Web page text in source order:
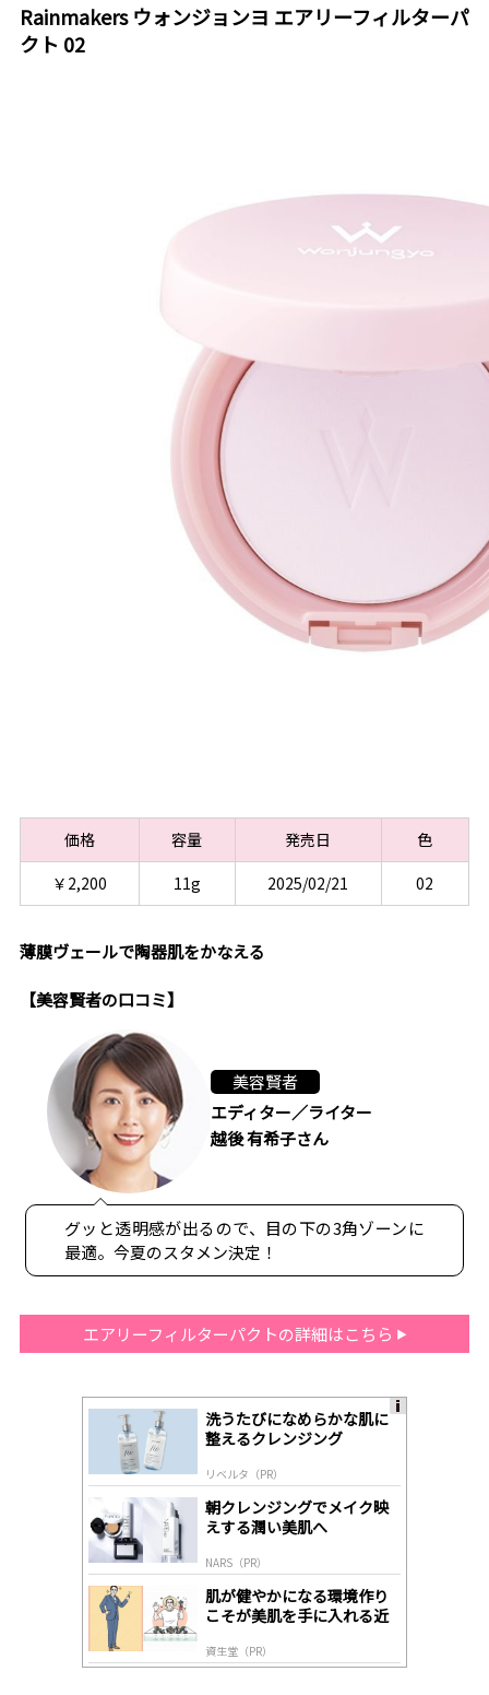
Rainmakers ウォンジョンヨ エアリーフィルターパ
クト 02
価格 容量 発売日
色
￥2,200
11g 2025/02/21 02
薄膜ヴェールで陶器肌をかなえる
【美容賢者の口コミ】
美容賢者
エディター／ライター
越後 有希子さん
グッと透明感が出るので、目の下の3角ゾーンに
最適。今夏のスタメン決定！
エアリーフィルターパクトの詳細はこちら
洗うたびになめらかな肌に
整えるクレンジング
リベルタ（PR）
朝クレンジングでメイク映
えする潤い美肌へ
NARS（PR）
肌が健やかになる環境作り
こそが美肌を手に入れる近
資生堂（PR）